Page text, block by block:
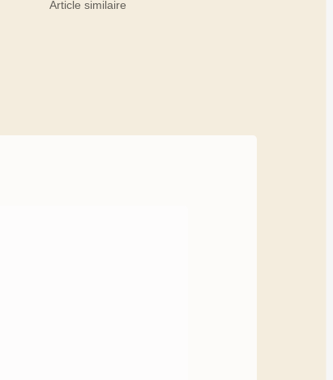
Article similaire